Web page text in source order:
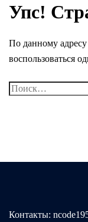
Упс!
По данному
воспользоваться
Найти:
Контакты: